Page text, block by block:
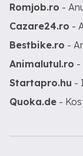
Romjob.ro -
Cazare24.ro -
Bestbike.ro -
Animalutul.ro -
Startapro.hu -
Quoka.de -